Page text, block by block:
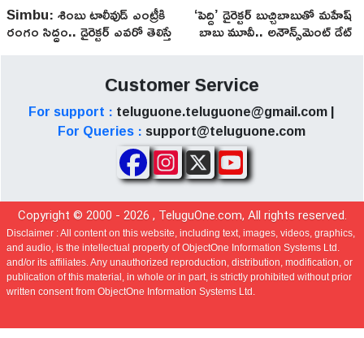
Simbu: శింబు టాలీవుడ్ ఎంట్రీకి
రంగం సిద్ధం.. డైరెక్టర్ ఎవరో తెలిస్తే
‘పెద్ది’ డైరెక్టర్ బుచ్చిబాబుతో మహేష్
బాబు మూవీ.. అనౌన్స్‌మెంట్ డేట్
Customer Service
For support : teluguone.teluguone@gmail.com |
For Queries : support@teluguone.com
Copyright © 2000 - 2026 , TeluguOne.com, All rights reserved.
Disclaimer :All content on this website, including text, images, videos, graphics,
and audio, is the intellectual property of ObjectOne Information Systems Ltd.
and/or its affiliates. Any unauthorized reproduction, distribution, modification, or
publication of this material, in whole or in part, is strictly prohibited without prior
written consent from ObjectOne Information Systems Ltd.